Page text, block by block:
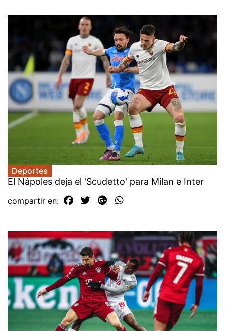
Deportes
El Nápoles deja el 'Scudetto' para Milan e Inter
compartir en: